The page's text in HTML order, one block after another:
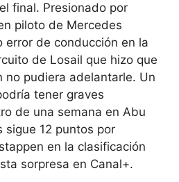
final. Presionado por
piloto de Mercedes
error de conducción en la
de Losail que hizo que
no pudiera adelantarle. Un
tener graves
de una semana en Abu
sigue 12 puntos por
en la clasificación
sorpresa en Canal+.